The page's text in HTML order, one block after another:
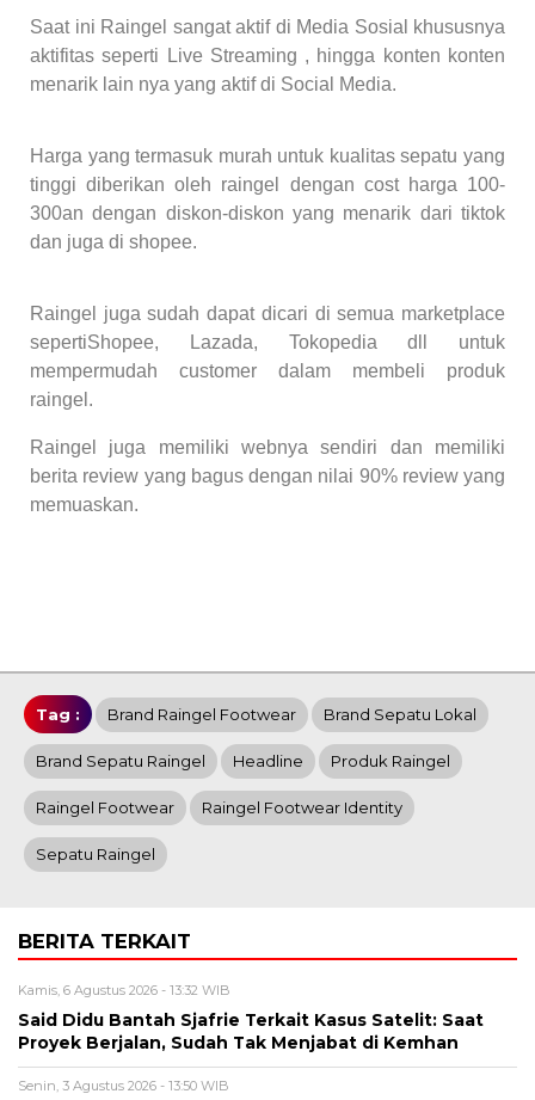
Saat ini Raingel sangat aktif di Media Sosial khususnya
aktifitas seperti Live Streaming , hingga konten konten
menarik lain nya yang aktif di Social Media.
Harga yang termasuk murah untuk kualitas sepatu yang
tinggi diberikan oleh raingel dengan cost harga 100-
300an dengan diskon-diskon yang menarik dari tiktok
dan juga di shopee.
Raingel juga sudah dapat dicari di semua marketplace
sepertiShopee, Lazada, Tokopedia dll untuk
mempermudah customer dalam membeli produk
raingel.
Raingel juga memiliki webnya sendiri dan memiliki
berita review yang bagus dengan nilai 90% review yang
memuaskan.
Tag : Brand Raingel Footwear Brand Sepatu Lokal
Brand Sepatu Raingel Headline Produk Raingel
Raingel Footwear Raingel Footwear Identity
Sepatu Raingel
BERITA TERKAIT
Kamis, 6 Agustus 2026 - 13:32 WIB
Said Didu Bantah Sjafrie Terkait Kasus Satelit: Saat
Proyek Berjalan, Sudah Tak Menjabat di Kemhan
Senin, 3 Agustus 2026 - 13:50 WIB